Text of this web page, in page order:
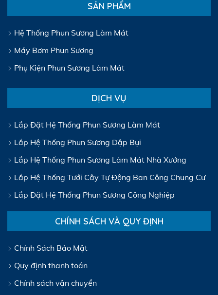
SẢN PHẨM
Hệ Thống Phun Sương Làm Mát
Máy Bơm Phun Sương
Phụ Kiện Phun Sương Làm Mát
DỊCH VỤ
Lắp Đặt Hệ Thống Phun Sương Làm Mát
Lắp Hệ Thống Phun Sương Dập Bụi
Lắp Hệ Thống Phun Sương Làm Mát Nhà Xưởng
Lắp Hệ Thống Tưới Cây Tự Động Ban Công Chung Cư
Lắp Đặt Hệ Thống Phun Sương Công Nghiệp
CHÍNH SÁCH VÀ QUY ĐỊNH
Chính Sách Bảo Mật
Quy định thanh toán
Chính sách vận chuyển